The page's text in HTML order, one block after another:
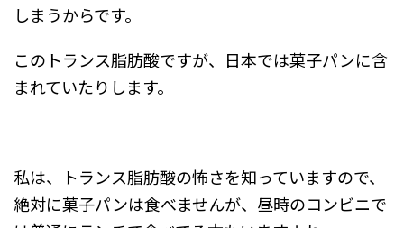
しまうからです。
このトランス脂肪酸ですが、日本では菓子パンに含
まれていたりします。
私は、トランス脂肪酸の怖さを知っていますので、
絶対に菓子パンは食べませんが、昼時のコンビニで